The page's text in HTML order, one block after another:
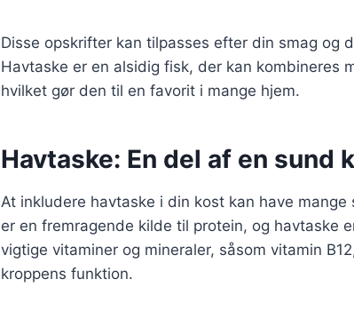
Disse opskrifter kan tilpasses efter din smag og
Havtaske er en alsidig fisk, der kan kombineres
hvilket gør den til en favorit i mange hjem.
Havtaske: En del af en sund
At inkludere havtaske i din kost kan have
er en fremragende kilde til protein, og havtaske
vigtige vitaminer og mineraler, såsom vitamin
kroppens funktion.